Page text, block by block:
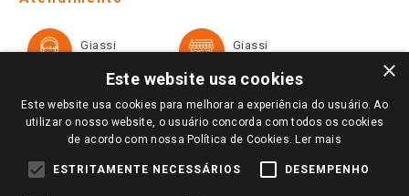
Televendas
Notícias
Perguntas frequentes
Identidade Visual
Formas de Pagamento
Trocas e Devoluções
Giassi
Giassi
Redes Sociais
×
Este website usa cookies
Este website usa cookies para melhorar a experiência do usuário. Ao
utilizar o nosso website, o usuário concorda com todos os cookies
de acordo com nossa Política de Cookies. Ler mais
ESTRITAMENTE NECESSÁRIOS DESEMPENHO